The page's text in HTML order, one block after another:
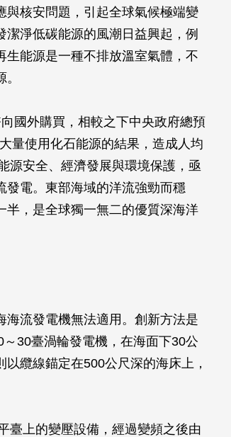
與核安問題，引起全球氣候極端變
淨低碳能源的風潮日益興起，例
能源是一種不排放溫室氣體，不
國外購買，相較之下中央政府總預
量使用化石能源的結果，造成人均
源安全、經濟發展與環境保護，亟
發電。東部海域的洋流強勁而穩
半，是全球獨一無二的優質深海洋
流發電機無法適用。創新方法是
30臺渦輪發電機，在海面下30公
纜線錨定在500公尺深的海床上，
臺上的變壓設備，經過變頻之後由